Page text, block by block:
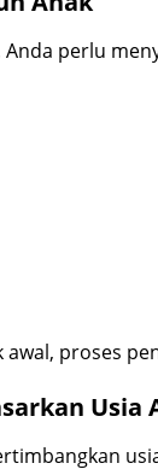
perlu
proses
Usia